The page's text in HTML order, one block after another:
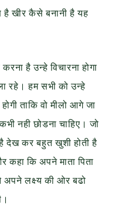
है खीर कैसे बनानी है यह
है उन्हे विचारना होगा
रहे। हम सभी को उन्हे
ताकि वो मीलो आगे जा
नही छोडना चाहिए। जो
देख कर बहुत खुशी होती है
कहा कि अपने माता पिता
अपने लक्ष्य की ओर बढो